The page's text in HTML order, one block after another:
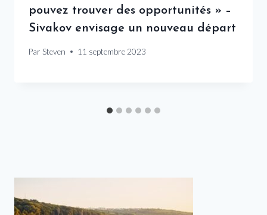
pouvez trouver des opportunités » –
Sivakov envisage un nouveau départ
Par Steven 11 septembre 2023